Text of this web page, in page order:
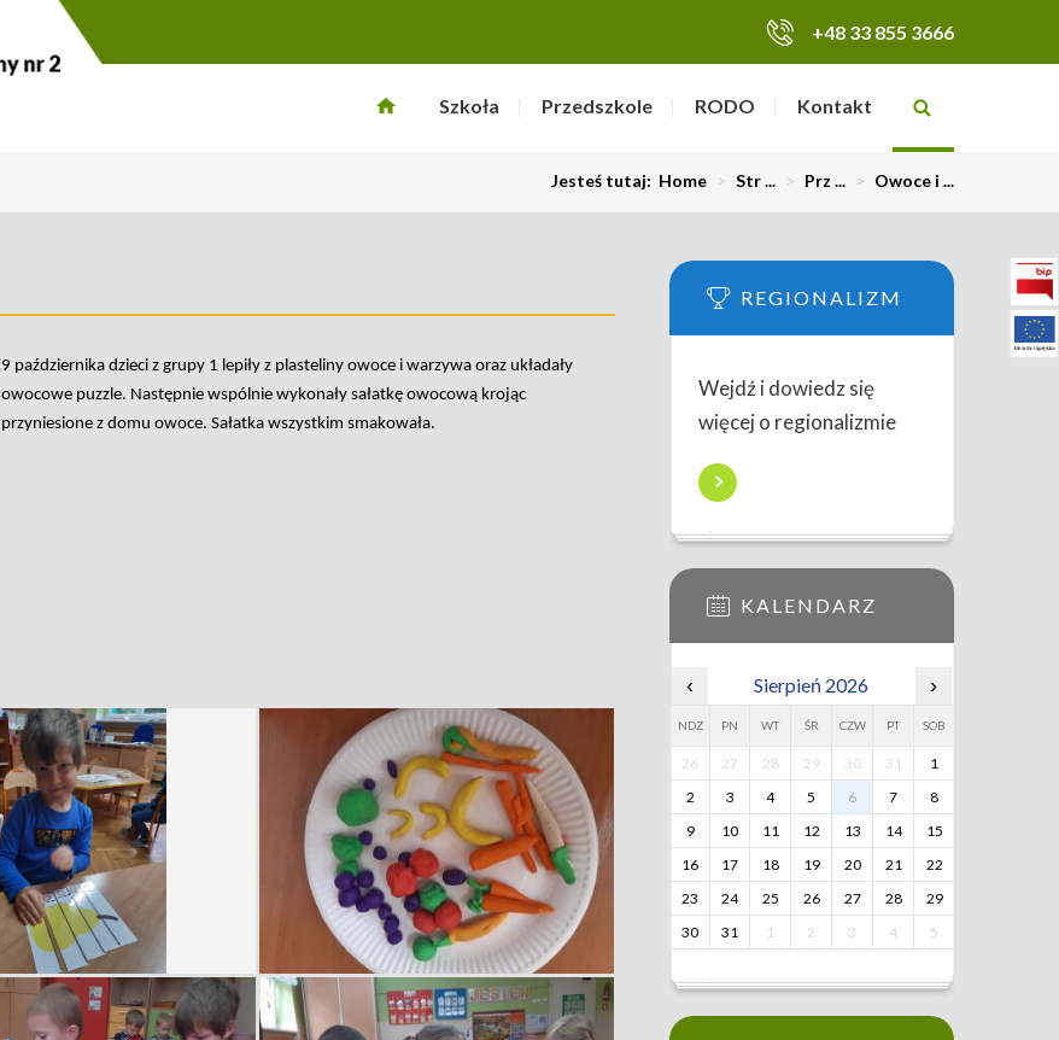
+48 33 855 3666
Szkoła Przedszkole RODO Kontakt
Jesteś tutaj: Home > Str ... > Prz ... > Owoce i ...
9 października dzieci z grupy 1 lepiły z plasteliny owoce i warzywa oraz układały
owocowe puzzle. Następnie wspólnie wykonały sałatkę owocową krojąc
przyniesione z domu owoce. Sałatka wszystkim smakowała.
REGIONALIZM
Wejdź i dowiedz się
więcej o regionalizmie
KALENDARZ
‹ Sierpień 2026 ›
NDZ PN WT ŚR CZW PT SOB
26 27 28 29 30 31
1
2
3 4 5 6 7
8
9
10 11 12 13 14
15
16
17 18 19 20 21
22
23
24 25 26 27 28
29
30
31 1 2 3 4 5